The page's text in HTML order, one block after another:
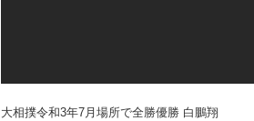
大相撲令和3年7月場所で全勝優勝 白鵬翔